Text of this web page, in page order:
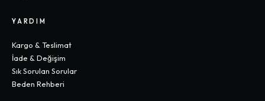
YARDIM
Kargo & Teslimat
İade & Değişim
Sık Sorulan Sorular
Beden Rehberi